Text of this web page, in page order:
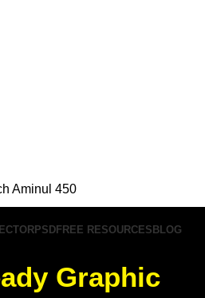
PSDFREE RESOURCES BLOG
Graphic